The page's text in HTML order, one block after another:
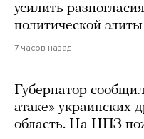
усилить
политической элиты
7 часов назад
Губернатор
атаке» украинских
область. На НПЗ